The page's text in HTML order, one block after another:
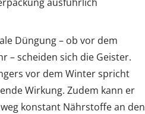
Düngung – ob vor dem
– scheiden sich die Geister.
vor dem Winter spricht
Wirkung. Zudem kann er
konstant Nährstoffe an den